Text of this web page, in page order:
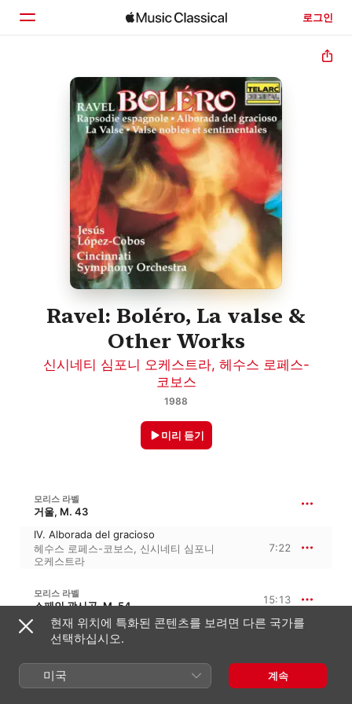
로그인
둘러보기
Ravel: Boléro, La valse &
Other Works
신시네티 심포니 오케스트라, 헤수스 로페스-
코보스
1988
미리 듣기
모리스 라벨
거울, M. 43
IV. Alborada del gracioso
헤수스 로페스-코보스, 신시네티 심포니
오케스트라
7:22
모리스 라벨
스페인 광시곡, M. 54 15:13
I. Prélude à la nuit
헤수스 로페스-코보스
II. Malagueña
헤수스 로페스-코보스,신시네티 심포니
2:02
현재 위치에 특화된 콘텐츠를 보려면 다른 국가를
선택하십시오.
미국 계속